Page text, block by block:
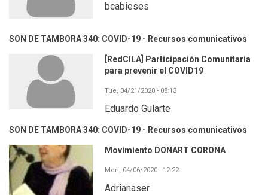
bcabieses
SON DE TAMBORA 340: COVID-19 - Recursos comunicativos
[RedCILA] Participación Comunitaria
para prevenir el COVID19
Tue, 04/21/2020 - 08:13
Eduardo Gularte
SON DE TAMBORA 340: COVID-19 - Recursos comunicativos
Movimiento DONART CORONA
Mon, 04/06/2020 - 12:22
Adrianaser